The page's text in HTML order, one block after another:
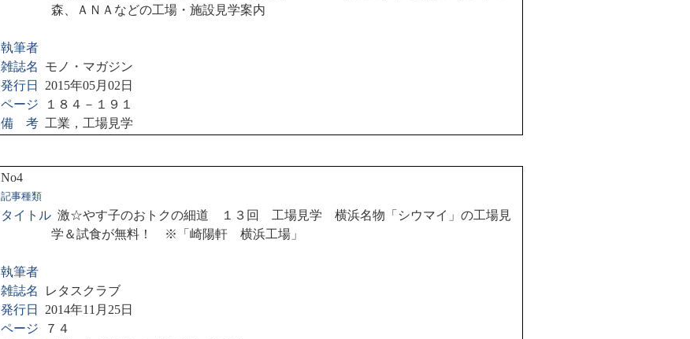
森、ＡＮＡなどの工場・施設見学案内
執筆者
雑誌名
モノ・マガジン
発行日
2015年05月 02 日
ページ
１８４－１９１
備 考 工業，工場見学
No4
記事種類
タイトル 激☆やす子のおトクの細道 １３回 工場見学 横浜名物「シウマイ」の工場見
学＆試食が無料！ ※「崎陽軒 横浜工場」
執筆者
雑誌名
レタスクラブ
発行日
2014年11 月 25日
ページ
７４